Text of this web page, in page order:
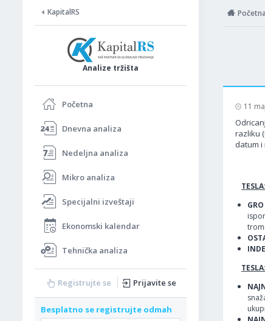
KapitalRS
Analize tržišta
Početna
Dnevna analiza
Nedeljna analiza
Mikro analiza
Specijalni izveštaji
Ekonomski kalendar
Tehnička analiza
Registrujte se Prijavite se
Besplatno se registrujte odmah
Početna
11
razliku
datum